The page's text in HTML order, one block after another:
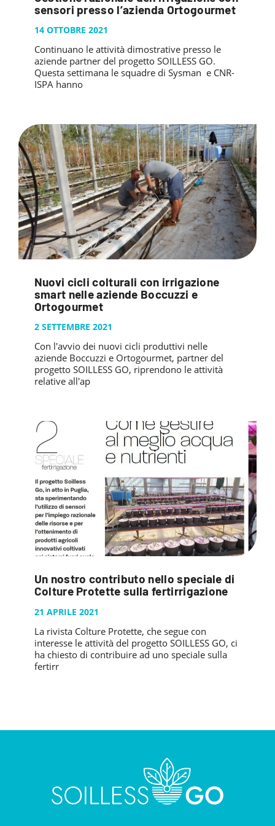
SYSMAN PROGETTI & SERVIZI SRL
TASK 3.8
TASK 3.9
PUBBLICAZIONI
ARTICOLO DELLA SETTIMANA
TESI DI LAUREA
GALLERY
FOTO GALLERY
VIDEO GALLERY
CONTATTI
sensori presso l’azienda Ortogourmet
14 OTTOBRE 2021
Continuano le attività dimostrative presso le
aziende partner del progetto SOILLESS GO.
Questa settimana le squadre di Sysman e CNR-
ISPA hanno
Nuovi cicli colturali con irrigazione
smart nelle aziende Boccuzzi e
Ortogourmet
2 SETTEMBRE 2021
Con l'avvio dei nuovi cicli produttivi nelle
aziende Boccuzzi e Ortogourmet, partner del
progetto SOILLESS GO, riprendono le attività
relative all'ap
Un nostro contributo nello speciale di
Colture Protette sulla fertirrigazione
21 APRILE 2021
La rivista Colture Protette, che segue con
interesse le attività del progetto SOILLESS GO, ci
ha chiesto di contribuire ad uno speciale sulla
fertirr